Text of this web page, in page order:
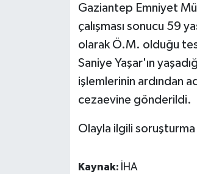
Gaziantep Emniyet
çalışması sonucu 59
olarak Ö.M. olduğu
Saniye Yaşar'ın
işlemlerinin ardından
cezaevine gönderildi.
Olayla ilgili
Kaynak: İHA
SPOR HABERLERİ
TEKNOLOJİ